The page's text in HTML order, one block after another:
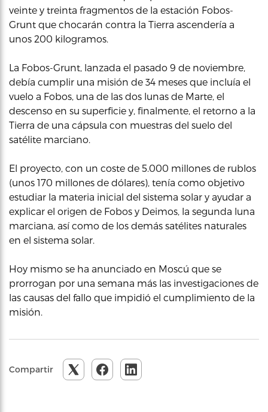
veinte y treinta fragmentos de la estación Fobos-
Grunt que chocarán contra la Tierra ascendería a
unos 200 kilogramos.
La Fobos-Grunt, lanzada el pasado 9 de noviembre,
debía cumplir una misión de 34 meses que incluía el
vuelo a Fobos, una de las dos lunas de Marte, el
descenso en su superficie y, finalmente, el retorno a la
Tierra de una cápsula con muestras del suelo del
satélite marciano.
El proyecto, con un coste de 5.000 millones de rublos
(unos 170 millones de dólares), tenía como objetivo
estudiar la materia inicial del sistema solar y ayudar a
explicar el origen de Fobos y Deimos, la segunda luna
marciana, así como de los demás satélites naturales
en el sistema solar.
Hoy mismo se ha anunciado en Moscú que se
prorrogan por una semana más las investigaciones de
las causas del fallo que impidió el cumplimiento de la
misión.
Compartir